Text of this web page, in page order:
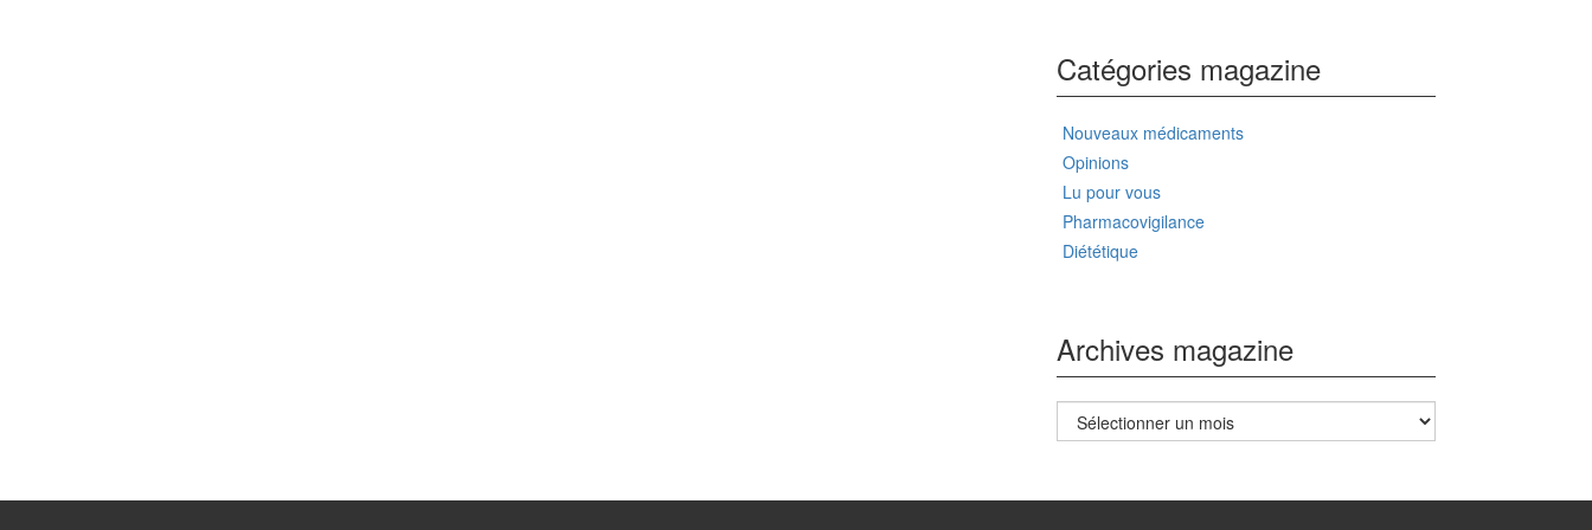
Catégories magazine
Nouveaux médicaments
Opinions
Lu pour vous
Pharmacovigilance
Diététique
Archives magazine
Archives
magazine